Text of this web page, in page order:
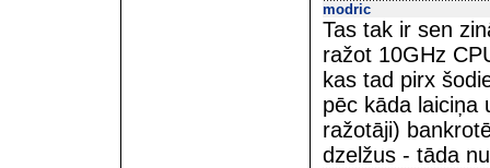
modric
Tas tak ir sen
ražot 10GHz
kas tad pirx
pēc kāda laiciņa
ražotāji)
dzelžus - tāda